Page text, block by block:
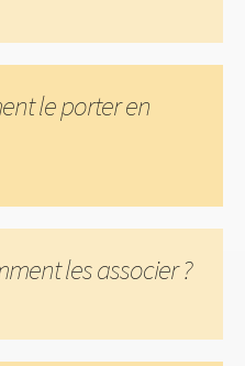
le porter en
les associer ?